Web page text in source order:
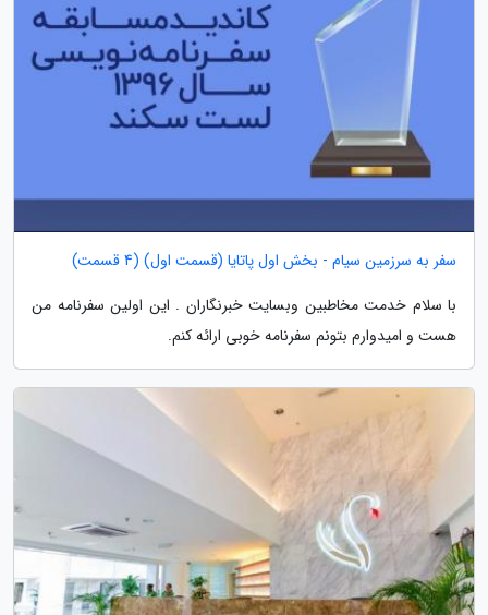
سفر به سرزمین سیام - بخش اول پاتایا (قسمت اول) (4 قسمت)
با سلام خدمت مخاطبین وبسایت خبرنگاران . این اولین سفرنامه من
هست و امیدوارم بتونم سفرنامه خوبی ارائه کنم.